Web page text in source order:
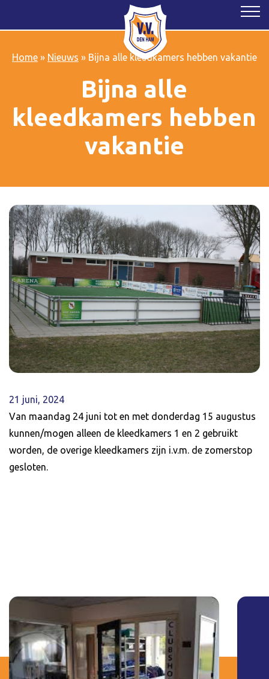
Home» Nieuws » Bijna alle kleedkamers hebben vakantie
Bijna alle
kleedkamers hebben
vakantie
21 juni, 2024
Van maandag 24 juni tot en met donderdag 15 augustus
kunnen/mogen alleen de kleedkamers 1 en 2 gebruikt
worden, de overige kleedkamers zijn i.v.m. de zomerstop
gesloten.